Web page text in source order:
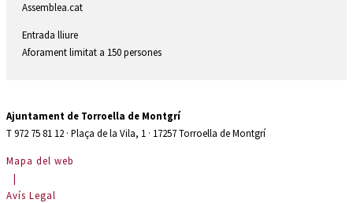
Assemblea.cat
Entrada lliure
Aforament limitat a 150 persones
Ajuntament de Torroella de Montgrí
T 972 75 81 12 · Plaça de la Vila, 1 · 17257 Torroella de Montgrí
Mapa del web
|
Avís Legal